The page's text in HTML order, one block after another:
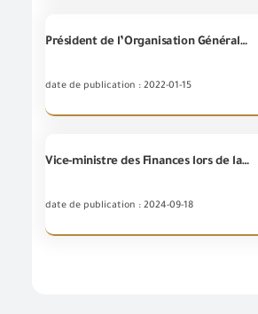
Président de l’Organisation Générale de contrôle des Exportations et des Importations reçoit des représentants du projet de la Division du développement du Commerce et des Exportations en Egypte
date de publication : 2022-01-15
Vice-ministre des Finances lors de la première conférence annuelle de la (GOEIC) : des politiques financières stimulées pour les flux d'investissement, de production et d'exportation dans un environnement économique stable ,nous aidons la communauté des affaires à développer ses activités pour une augmentation significative et rapide de la productivité et de la compétitivité
date de publication : 2024-09-18